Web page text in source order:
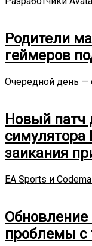
Родители
геймеров
Очередной день —
Новый патч
симулятора
заикания
EA Sports и
Обновление
проблемы с